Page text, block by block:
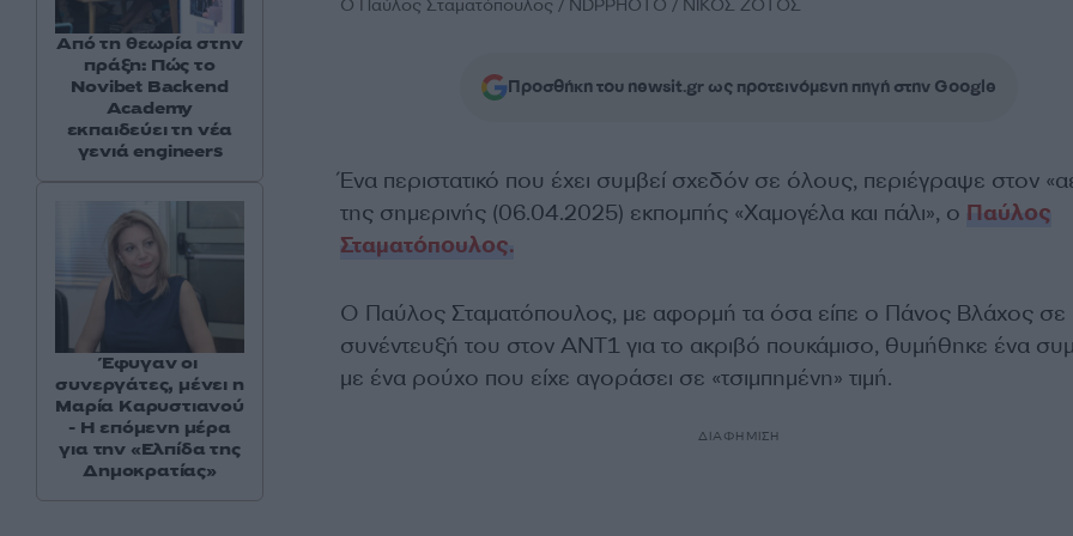
Ο Παύλος Σταματόπουλος / NDPPHOTO / ΝΙΚΟΣ ΖΟΤΟΣ
Προσθήκη του newsit.gr ως προτεινόμενη πηγή στην Google
Ένα περιστατικό που έχει συμβεί σχεδόν σε όλους, περιέγραψε στον
της σημερινής (06.04.2025) εκπομπής «Χαμογέλα και πάλι», ο Παύλος
Σταματόπουλος.
Ο Παύλος Σταματόπουλος, με αφορμή τα όσα είπε ο Πάνος Βλάχος σε
συνέντευξή του στον ΑΝΤ1 για το ακριβό πουκάμισο, θυμήθηκε ένα
με ένα ρούχο που είχε αγοράσει σε «τσιμπημένη» τιμή.
ΔΙΑΦΗΜΙΣΗ
Από τη θεωρία στην
πράξη: Πώς το
Novibet Backend
Academy
εκπαιδεύει τη νέα
γενιά engineers
Έφυγαν οι
συνεργάτες, μένει η
Μαρία Καρυστιανού
- Η επόμενη μέρα
για την «Ελπίδα της
Δημοκρατίας»